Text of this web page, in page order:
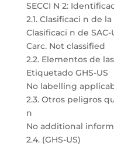
SECCI N 2:
2.1. Clasificaci n de
Clasificaci n de SAC-
Carc. Not classified
2.2. Elementos de
Etiquetado GHS-US
No labelling
2.3. Otros peligros
n
No additional
2.4. (GHS-US)